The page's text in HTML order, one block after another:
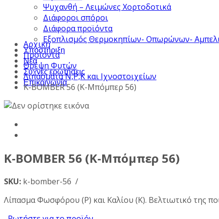
Ψυχανθή – Λειμώνες Χορτοδοτικά
Διάφοροι σπόροι
Διάφορα προϊόντα
Εξοπλισμός Θερμοκηπίων- Οπωρώνων-
Υποστήριξη
Νέα
Συχνές ερωτήσεις
Επικοινωνία
Αρχική
Προϊόντα
Θρέψη Φυτών
Λιπάσματα Ν,Ρ,Κ και Ιχνοστοιχείων
K-BOMBER 56 (Κ-Μπόμπερ 56)
K-BOMBER 56 (Κ-Μπόμπερ 56)
SKU: k-bomber-56 /
Λίπασμα Φωσφόρου (Ρ) και Καλίου (Κ). Βελτιωτικό της